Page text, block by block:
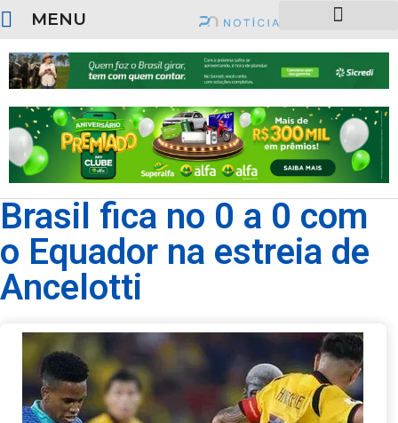
MENU
Brasil fica no 0 a 0 com
o Equador na estreia de
Ancelotti